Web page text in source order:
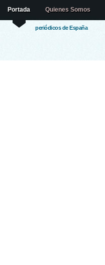
periódicos de España
Portada Quienes Somos